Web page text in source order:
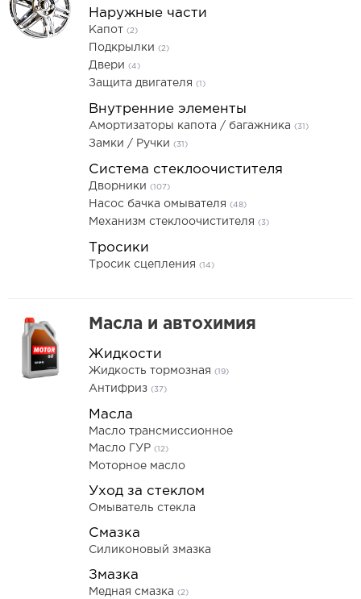
Наружные части
Капот (2)
Подкрылки (2)
Двери (4)
Защита двигателя (1)
Внутренние элементы
Амортизаторы капота / багажника (31)
Замки / Ручки (31)
Система стеклоочистителя
Дворники (107)
Насос бачка омывателя (48)
Механизм стеклоочистителя (3)
Тросики
Тросик сцепления (14)
Масла и автохимия
Жидкости
Жидкость тормозная (19)
Антифриз (37)
Масла
Масло трансмиссионное
Масло ГУР (12)
Моторное масло
Уход за стеклом
Омыватель стекла
Смазка
Силиконовый змазка
Змазка
Медная смазка (2)